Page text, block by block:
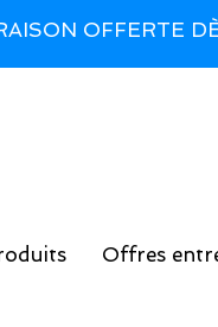
OFFERTE
Offres